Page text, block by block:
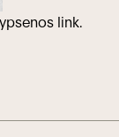
link.